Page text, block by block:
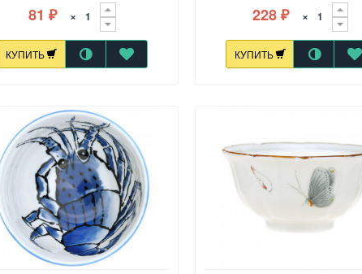
81 ₽ ×
КУПИТЬ
228₽ ×
КУПИТЬ